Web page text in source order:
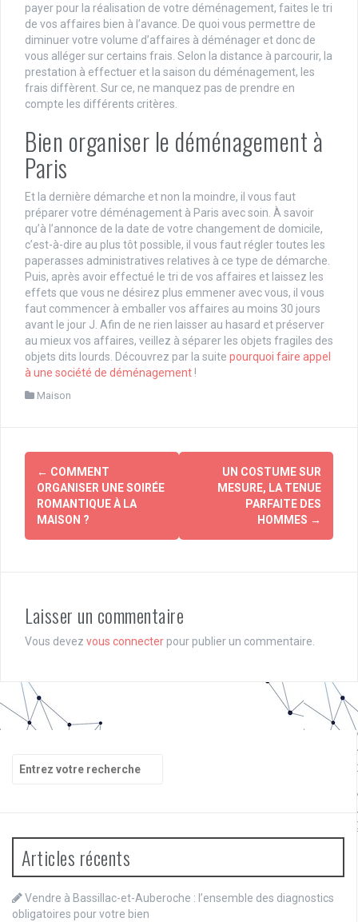
payer pour la réalisation de votre déménagement, faites le tri
de vos affaires bien à l’avance. De quoi vous permettre de
diminuer votre volume d’affaires à déménager et donc de
vous alléger sur certains frais. Selon la distance à parcourir, la
prestation à effectuer et la saison du déménagement, les
frais diffèrent. Sur ce, ne manquez pas de prendre en
compte les différents critères.
Bien organiser le déménagement à
Paris
Et la dernière démarche et non la moindre, il vous faut
préparer votre déménagement à Paris avec soin. À savoir
qu’à l’annonce de la date de votre changement de domicile,
c’est-à-dire au plus tôt possible, il vous faut régler toutes les
paperasses administratives relatives à ce type de démarche.
Puis, après avoir effectué le tri de vos affaires et laissez les
effets que vous ne désirez plus emmener avec vous, il vous
faut commencer à emballer vos affaires au moins 30 jours
avant le jour J. Afin de ne rien laisser au hasard et préserver
au mieux vos affaires, veillez à séparer les objets fragiles des
objets dits lourds. Découvrez par la suite pourquoi faire appel
à une société de déménagement !
Maison
Navigation
d'article
← COMMENT
ORGANISER UNE SOIRÉE
ROMANTIQUE À LA
MAISON ?
UN COSTUME SUR
MESURE, LA TENUE
PARFAITE DES
HOMMES →
Laisser un commentaire
Vous devez vous connecter pour publier un commentaire.
pour
Articles récents
Vendre à Bassillac-et-Auberoche : l’ensemble des diagnostics
obligatoires pour votre bien